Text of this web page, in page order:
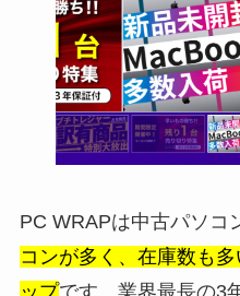
PC WRAPは中古パソコ
コンが多く、在庫数も